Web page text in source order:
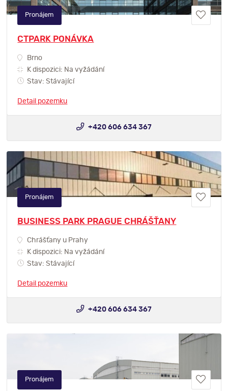
CTPARK PONÁVKA
Brno
K dispozici: Na vyžádání
Stav: Stávající
Detail pozemku
Pronájem
+420 606 634 367
BUSINESS PARK PRAGUE CHRÁŠŤANY
Chrášťany u Prahy
K dispozici: Na vyžádání
Stav: Stávající
Detail pozemku
Pronájem
+420 606 634 367
Pronájem